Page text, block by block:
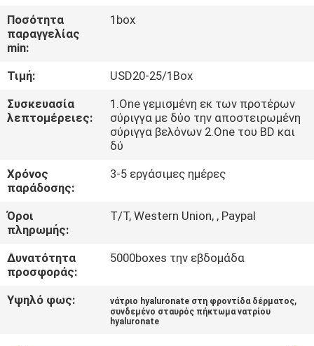
ΈΛΕΓΧΟΣ
ΠΟΙΌΤΗΤΑΣ
ΕΠΙΚΟΙΝΩΝΉΣΤΕ
ΜΑΖΊ
ΕΙΔΉΣΕΙΣ
ΥΠΟΘΈΣΕΙΣ
ΖΗΤΉΣΤΕ
ΜΙΑ
ΠΡΟΣΦΟΡΆ
Ποσότητα
παραγγελίας
min:
1box
Τιμή:
USD20-25/1Box
Συσκευασία
λεπτομέρειες:
1.One γεμισμένη εκ των προτέρων
σύριγγα με δύο την αποστειρωμένη
σύριγγα βελόνων 2.One του BD και
δύ
Χρόνος
παράδοσης:
3-5 εργάσιμες ημέρες
Όροι
πληρωμής:
T/T, Western Union, , Paypal
Δυνατότητα
προσφοράς:
5000boxes την εβδομάδα
Υψηλό φως: νάτριο hyaluronate στη φροντίδα δέρματος,
συνδεμένο σταυρός πήκτωμα νατρίου
hyaluronate